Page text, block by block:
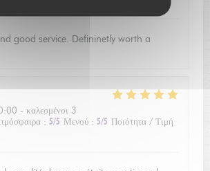
good service. Defininetly worth a
- καλεσμένοι 3
: 5/5 Μενού : 5/5 Ποιότητα / Τιμή